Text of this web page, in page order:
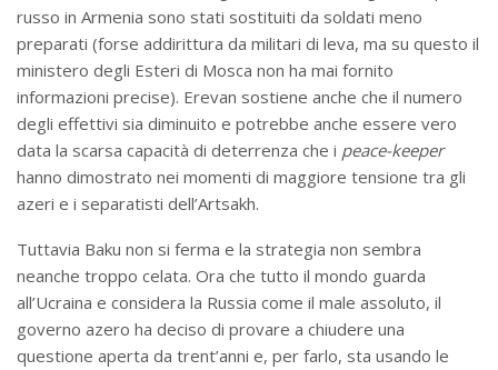
russo in Armenia sono stati sostituiti da soldati meno
preparati (forse addirittura da militari di leva, ma su questo il
ministero degli Esteri di Mosca non ha mai fornito
informazioni precise). Erevan sostiene anche che il numero
degli effettivi sia diminuito e potrebbe anche essere vero
data la scarsa capacità di deterrenza che i peace-keeper
hanno dimostrato nei momenti di maggiore tensione tra gli
azeri e i separatisti dell’Artsakh.
Tuttavia Baku non si ferma e la strategia non sembra
neanche troppo celata. Ora che tutto il mondo guarda
all’Ucraina e considera la Russia come il male assoluto, il
governo azero ha deciso di provare a chiudere una
questione aperta da trent’anni e, per farlo, sta usando le